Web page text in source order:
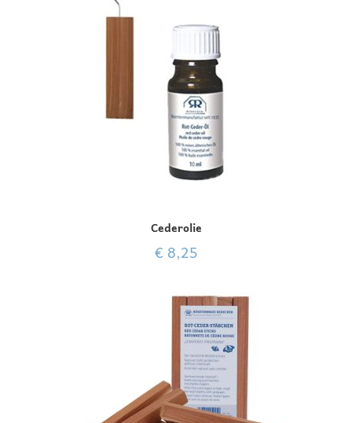
Cederolie
€ 8,25